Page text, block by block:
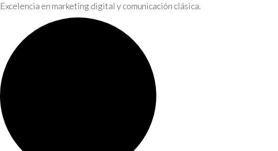
Excelencia en marketing digital y comunicación clásica.